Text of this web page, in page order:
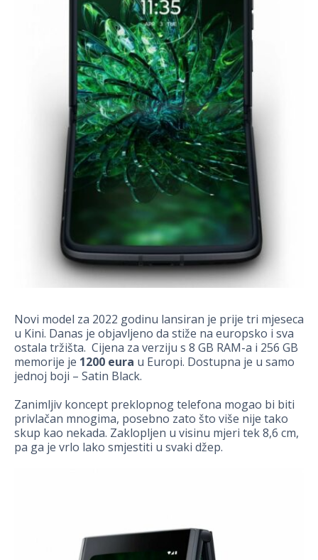
Novi model za 2022 godinu lansiran je prije tri mjeseca
u Kini. Danas je objavljeno da stiže na europsko i sva
ostala tržišta. Cijena za verziju s 8 GB RAM-a i 256 GB
memorije je 1200 eura u Europi. Dostupna je u samo
jednoj boji – Satin Black.
Zanimljiv koncept preklopnog telefona mogao bi biti
privlačan mnogima, posebno zato što više nije tako
skup kao nekada. Zaklopljen u visinu mjeri tek 8,6 cm,
pa ga je vrlo lako smjestiti u svaki džep.